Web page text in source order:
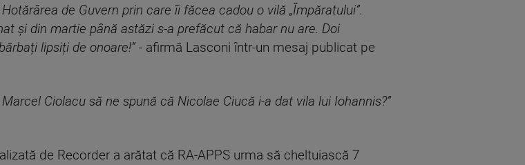
de Guvern prin care îi făcea cadou o vilă „Împăratului”.
și din martie până astăzi s-a prefăcut că habar nu are. Doi
lipsiți de onoare!” - afirmă Lasconi într-un mesaj publicat pe
Ciolacu să ne spună că Nicolae Ciucă i-a dat vila lui Iohannis?”
de Recorder a arătat că RA-APPS urma să cheltuiască 7